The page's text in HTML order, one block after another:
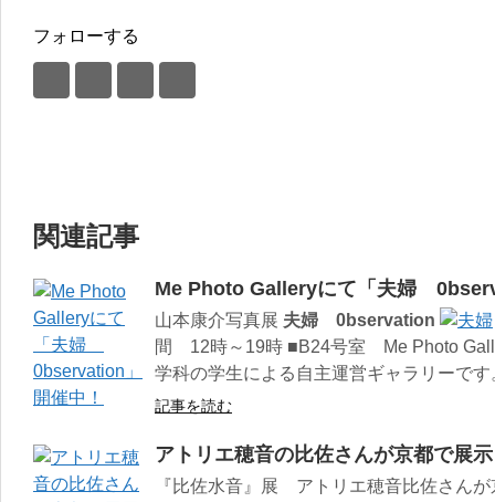
フォローする
関連記事
Me Photo Galleryにて「夫婦
山本康介写真展 夫婦 0bservation
間 12時～19時 ■B24号室 Me Photo
学科の学生による自主運営ギャラリーです
記事を読む
アトリエ穂音の比佐さんが京都で展示
『比佐水音』展 アトリエ穂音比佐さん